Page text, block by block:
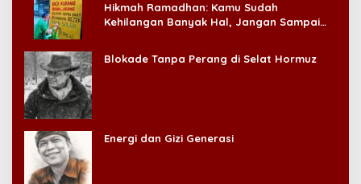
Hikmah Ramadhan: Kamu Sudah
Kehilangan Banyak Hal, Jangan Sampai
Blokade Tanpa Perang di Selat Hormuz
Energi dan Gizi Generasi